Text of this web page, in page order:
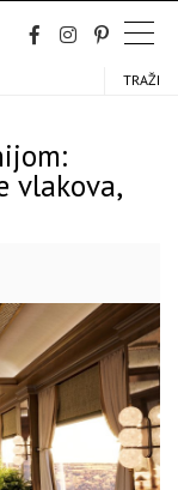
TRAŽI
vlakova,